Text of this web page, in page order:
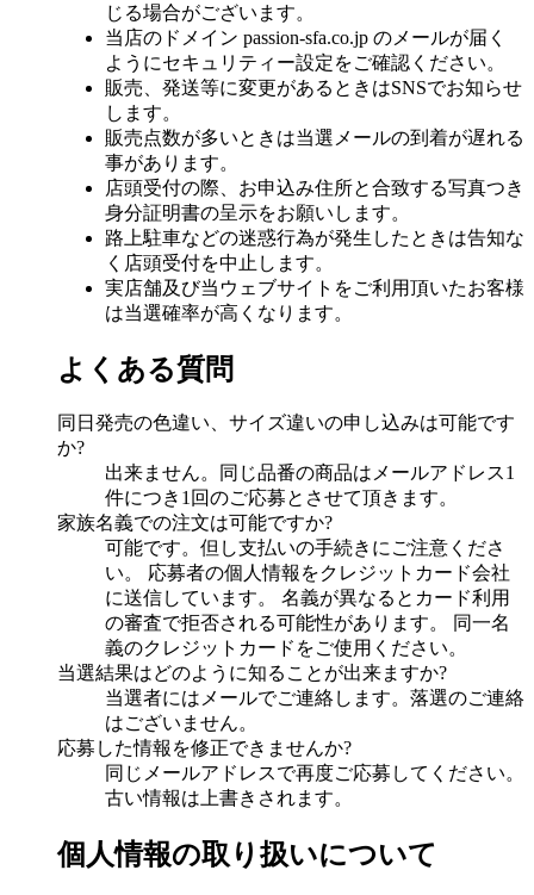
じる場合がございます。
当店のドメイン passion-sfa.co.jp のメールが届く
ようにセキュリティー設定をご確認ください。
販売、発送等に変更があるときはSNSでお知らせ
します。
販売点数が多いときは当選メールの到着が遅れる
事があります。
店頭受付の際、お申込み住所と合致する写真つき
身分証明書の呈示をお願いします。
路上駐車などの迷惑行為が発生したときは告知な
く店頭受付を中止します。
実店舗及び当ウェブサイトをご利用頂いたお客様
は当選確率が高くなります。
よくある質問
同日発売の色違い、サイズ違いの申し込みは可能です
か?
出来ません。同じ品番の商品はメールアドレス1
件につき1回のご応募とさせて頂きます。
家族名義での注文は可能ですか?
可能です。但し支払いの手続きにご注意くださ
い。 応募者の個人情報をクレジットカード会社
に送信しています。 名義が異なるとカード利用
の審査で拒否される可能性があります。 同一名
義のクレジットカードをご使用ください。
当選結果はどのように知ることが出来ますか?
当選者にはメールでご連絡します。落選のご連絡
はございません。
応募した情報を修正できませんか?
同じメールアドレスで再度ご応募してください。
古い情報は上書きされます。
個人情報の取り扱いについて